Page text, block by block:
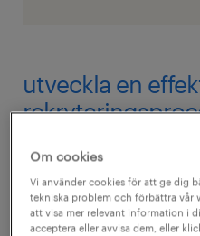
utveckla en
Arbetet med att skapa
erbjuder någon en
Om cookies
Vi använder cookies för att ge dig
tekniska problem och förbättra vår
att visa mer relevant information i
acceptera eller avvisa dem, eller